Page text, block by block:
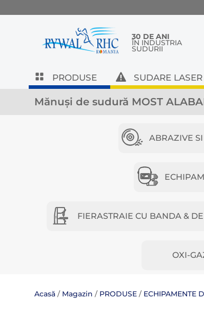
30 DE ANI
ÎN INDUSTRIA
SUDURII
PRODUSE SUDARE LASER
Mănuși de sudură MOST
ABRAZIVE
FIERASTRAIE CU BANDA &
OXI-
Acasă / Magazin / PRODUSE / ECHIPAMENTE